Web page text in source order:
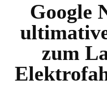
Google
zum